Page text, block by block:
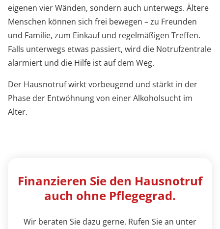
eigenen vier Wänden, sondern auch unterwegs. Ältere
Menschen können sich frei bewegen – zu Freunden
und Familie, zum Einkauf und regelmäßigen Treffen.
Falls unterwegs etwas passiert, wird die Notrufzentrale
alarmiert und die Hilfe ist auf dem Weg.
Der Hausnotruf wirkt vorbeugend und stärkt in der
Phase der Entwöhnung von einer Alkoholsucht im
Alter.
Finanzieren Sie den Hausnotruf
auch ohne Pflegegrad.
Wir beraten Sie dazu gerne. Rufen Sie an unter